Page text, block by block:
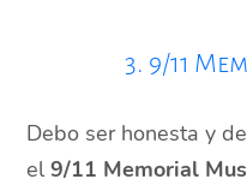
3. 9/11
Debo ser honesta y
el9/11 Memorial